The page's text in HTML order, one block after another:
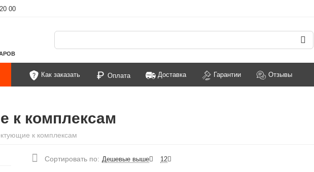
00
Как заказать Оплата Доставка Гарантии Отзывы
к комплексам
к комплексам
Сортировать по: Дешевые выше 12